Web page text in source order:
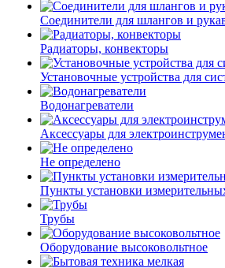
Соединители для шлангов и
Радиаторы, конвекторы
Установочные устройства для
Водонагреватели
Аксессуары для
Не определено
Пункты установки
Трубы
Оборудование высоковольтное